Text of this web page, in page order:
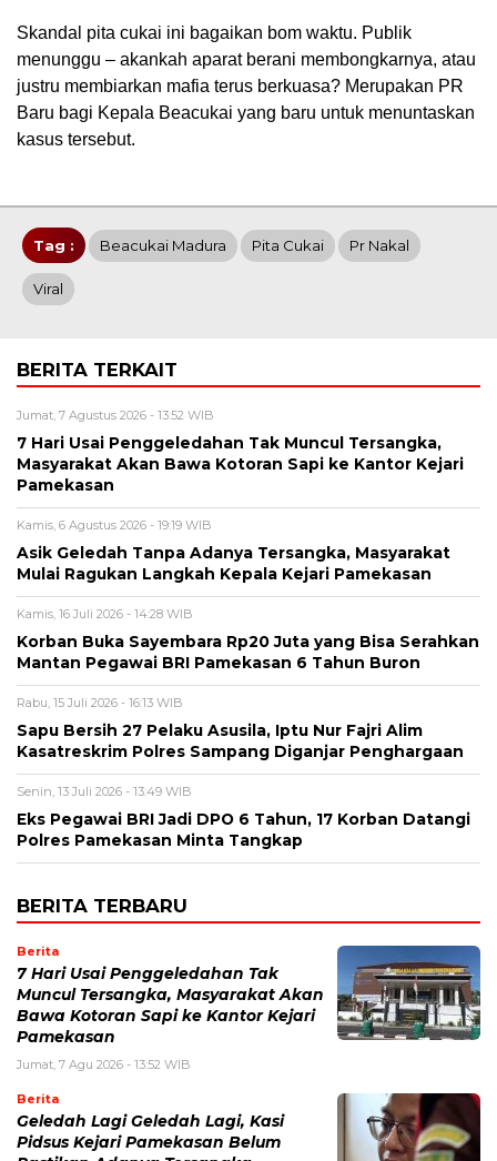
Skandal pita cukai ini bagaikan bom waktu. Publik
menunggu – akankah aparat berani membongkarnya, atau
justru membiarkan mafia terus berkuasa? Merupakan PR
Baru bagi Kepala Beacukai yang baru untuk menuntaskan
kasus tersebut.
Tag : Beacukai Madura Pita Cukai Pr Nakal
Viral
BERITA TERKAIT
Jumat, 7 Agustus 2026 - 13:52 WIB
7 Hari Usai Penggeledahan Tak Muncul Tersangka,
Masyarakat Akan Bawa Kotoran Sapi ke Kantor Kejari
Pamekasan
Kamis, 6 Agustus 2026 - 19:19 WIB
Asik Geledah Tanpa Adanya Tersangka, Masyarakat
Mulai Ragukan Langkah Kepala Kejari Pamekasan
Kamis, 16 Juli 2026 - 14:28 WIB
Korban Buka Sayembara Rp20 Juta yang Bisa Serahkan
Mantan Pegawai BRI Pamekasan 6 Tahun Buron
Rabu, 15 Juli 2026 - 16:13 WIB
Sapu Bersih 27 Pelaku Asusila, Iptu Nur Fajri Alim
Kasatreskrim Polres Sampang Diganjar Penghargaan
Senin, 13 Juli 2026 - 13:49 WIB
Eks Pegawai BRI Jadi DPO 6 Tahun, 17 Korban Datangi
Polres Pamekasan Minta Tangkap
BERITA TERBARU
Berita
7 Hari Usai Penggeledahan Tak
Muncul Tersangka, Masyarakat Akan
Bawa Kotoran Sapi ke Kantor Kejari
Pamekasan
Jumat, 7 Agu 2026 - 13:52 WIB
Berita
Geledah Lagi Geledah Lagi, Kasi
Pidsus Kejari Pamekasan Belum